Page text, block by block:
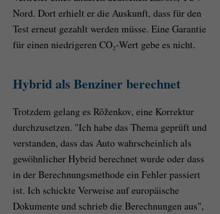
Nord. Dort erhielt er die Auskunft, dass für den
Test erneut gezahlt werden müsse. Eine Garantie
für einen niedrigeren CO₂-Wert gebe es nicht.
Hybrid als Benziner berechnet
Trotzdem gelang es Rõženkov, eine Korrektur
durchzusetzen. "Ich habe das Thema geprüft und
verstanden, dass das Auto wahrscheinlich als
gewöhnlicher Hybrid berechnet wurde oder dass
in der Berechnungsmethode ein Fehler passiert
ist. Ich schickte Verweise auf europäische
Dokumente und schrieb die Berechnungen aus",